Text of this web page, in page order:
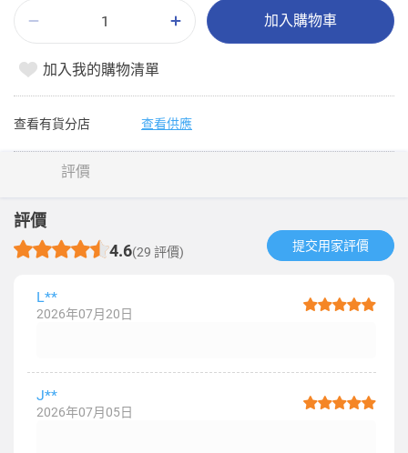
加入購物車
加入我的購物清單
查看有貨分店 查看供應
評價
評價
4.6(29 評價) 提交用家評價​
L**
2026年07月20日
J**
2026年07月05日